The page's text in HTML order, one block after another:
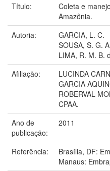
Título:
Coleta e
Amazônia.
Autoria:
GARCIA, L. C.
SOUSA, S. G.
LIMA, R. M. B.
Afiliação:
LUCINDA
GARCIA
ROBERVAL
CPAA.
Ano de
publicação:
2011
Referência:
Brasília, DF:
Manaus: